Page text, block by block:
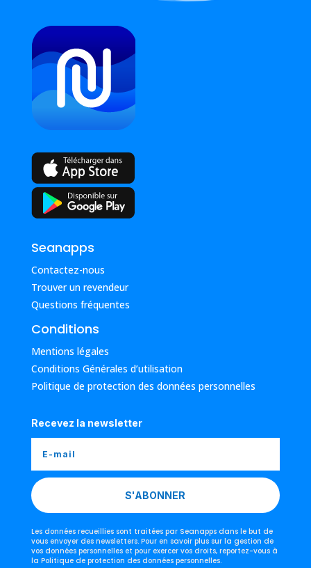
Seanapps
Contactez-nous
Trouver un revendeur
Questions fréquentes
Conditions
Mentions légales
Conditions Générales d’utilisation
Politique de protection des données personnelles
Recevez la newsletter
S'ABONNER
Les données recueillies sont traitées par Seanapps dans le but de
vous envoyer des newsletters. Pour en savoir plus sur la gestion de
vos données personnelles et pour exercer vos droits, reportez-vous à
la Politique de protection des données personnelles.